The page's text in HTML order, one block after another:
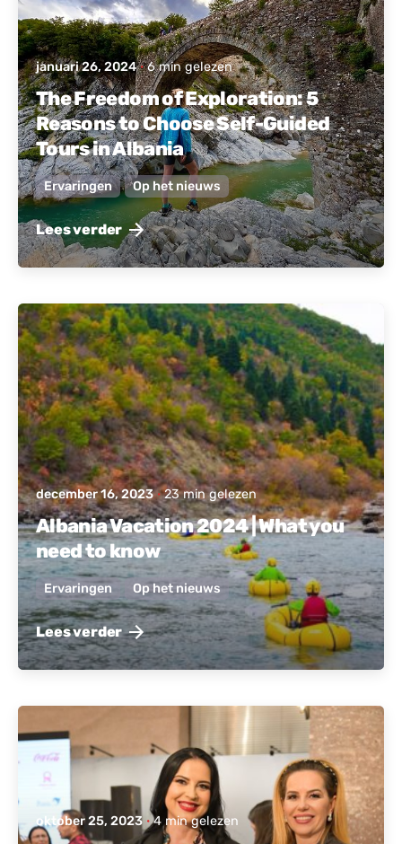
januari 26, 2024 6 min gelezen
The Freedom of Exploration: 5
Reasons to Choose Self-Guided
Tours in Albania
Ervaringen Op het nieuws
Lees verder
Gepost door
Actief Albanië
december 16, 2023 23 min gelezen
Albania Vacation 2024 | What you
need to know
Ervaringen Op het nieuws
Lees verder
Actief Albanië
oktober 25, 2023 4 min gelezen